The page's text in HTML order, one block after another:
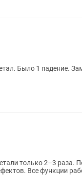
Было 1 падение.
Все функции